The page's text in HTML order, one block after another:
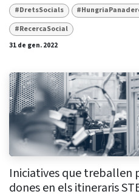
#DretsSocials
#RecercaSocial
31 de gen. 2022
Iniciatives que treballen
dones en els itineraris